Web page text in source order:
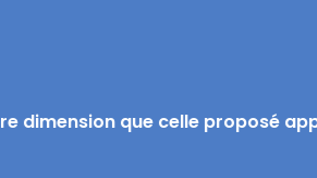
dimension que celle proposé